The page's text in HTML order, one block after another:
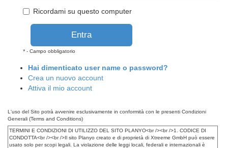
Ricordami su questo computer
* - Campo obbligatorio
Hai dimenticato user name o password?
Crea un nuovo account
Attiva il mio account
L'uso del Sito potrà avvenire esclusivamente in conformità con le presenti Condizioni
Generali (Terms and Conditions)